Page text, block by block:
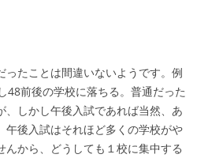
ったことは間違いないようです。例
48前後の学校に落ちる。普通だった
、しかし午後入試であれば当然、あ
午後入試はそれほど多くの学校がや
んから、どうしても１校に集中する